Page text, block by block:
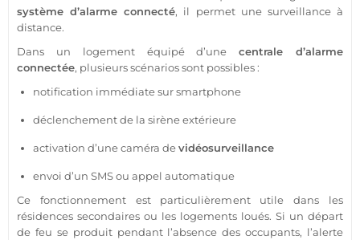
système d’alarme connecté, il permet une surveillanceà
distance.
Dans un logementéquipé d’unecentrale d’alarme
connectée, plusieurs scénarios sont possibles :
notification immédiate sursmartphone
déclenchement de la sirèneextérieure
activation d’unecaméra devidéosurveillance
envoi d’un SMS ou appel automatique
Ce fonctionnement est particulièrement utile dans les
résidences secondaires ou les logements loués. Si un départ
de feu se produit pendant l’absence des occupants, l’alerte